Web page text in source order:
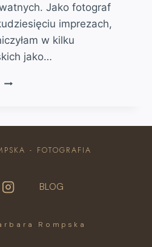
Jako fotograf
imprezach,
w kilku
jako…
WIECZÓR
- FOTOGRAFIA
BLOG
Rompska